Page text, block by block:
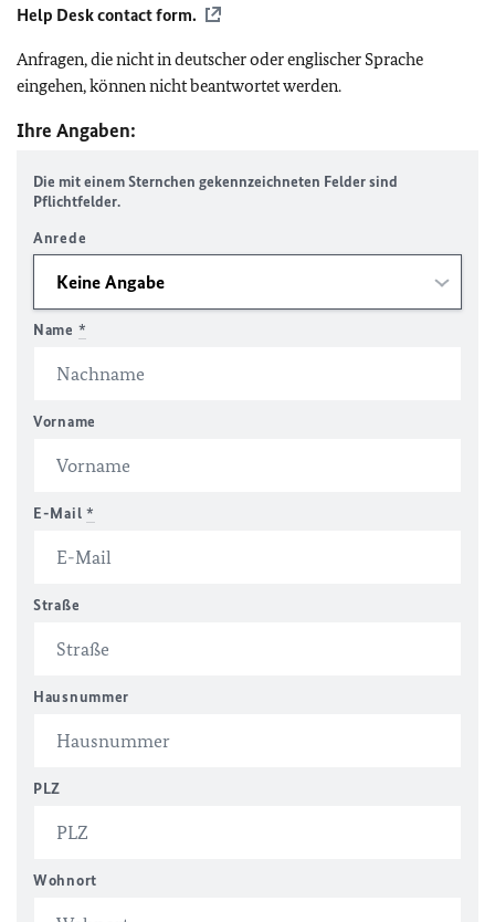
Help Desk contact form.
Anfragen, die nicht in deutscher oder englischer Sprache
eingehen, können nicht beantwortet werden.
Ihre Angaben:
Die mit einem Sternchen gekennzeichneten Felder sind
Pflichtfelder.
Anrede
Name *
Vorname
E-Mail *
Straße
Hausnummer
PLZ
Wohnort